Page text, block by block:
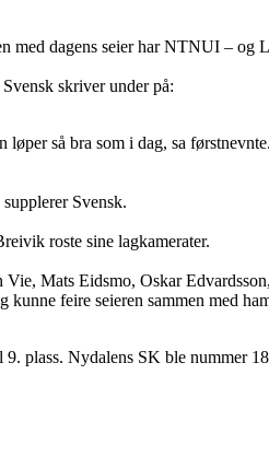
med dagens seier har NTNUI – og
skriver under på:
løper så bra som i dag, sa førstnevnte.
Svensk.
roste sine lagkamerater.
Mats Eidsmo, Oskar
feire seieren sammen med
plass. Nydalens SK ble nummer